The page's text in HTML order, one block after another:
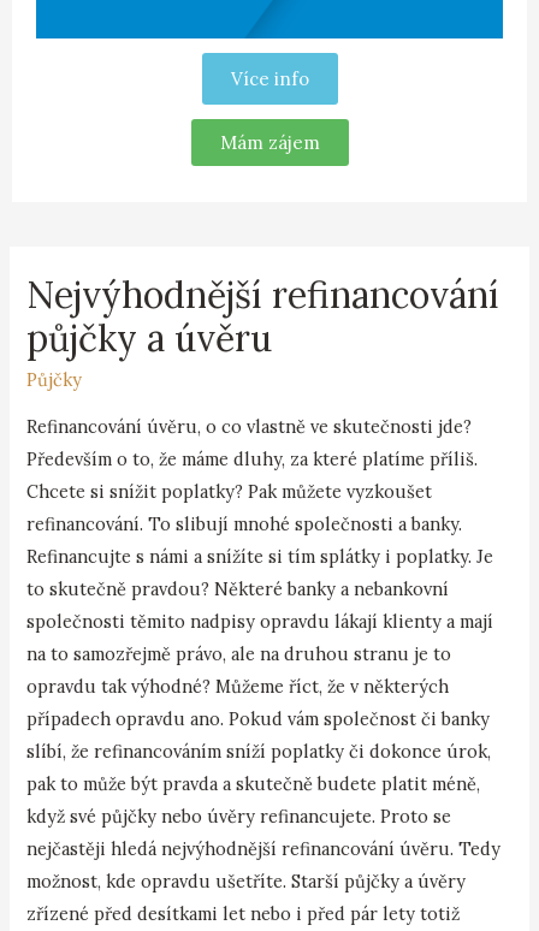
Více info
Mám zájem
Nejvýhodnější refinancování
půjčky a úvěru
Půjčky
Refinancování úvěru, o co vlastně ve skutečnosti jde?
Především o to, že máme dluhy, za které platíme příliš.
Chcete si snížit poplatky? Pak můžete vyzkoušet
refinancování. To slibují mnohé společnosti a banky.
Refinancujte s námi a snížíte si tím splátky i poplatky. Je
to skutečně pravdou? Některé banky a nebankovní
společnosti těmito nadpisy opravdu lákají klienty a mají
na to samozřejmě právo, ale na druhou stranu je to
opravdu tak výhodné? Můžeme říct, že v některých
případech opravdu ano. Pokud vám společnost či banky
slíbí, že refinancováním sníží poplatky či dokonce úrok,
pak to může být pravda a skutečně budete platit méně,
když své půjčky nebo úvěry refinancujete. Proto se
nejčastěji hledá nejvýhodnější refinancování úvěru. Tedy
možnost, kde opravdu ušetříte. Starší půjčky a úvěry
zřízené před desítkami let nebo i před pár lety totiž